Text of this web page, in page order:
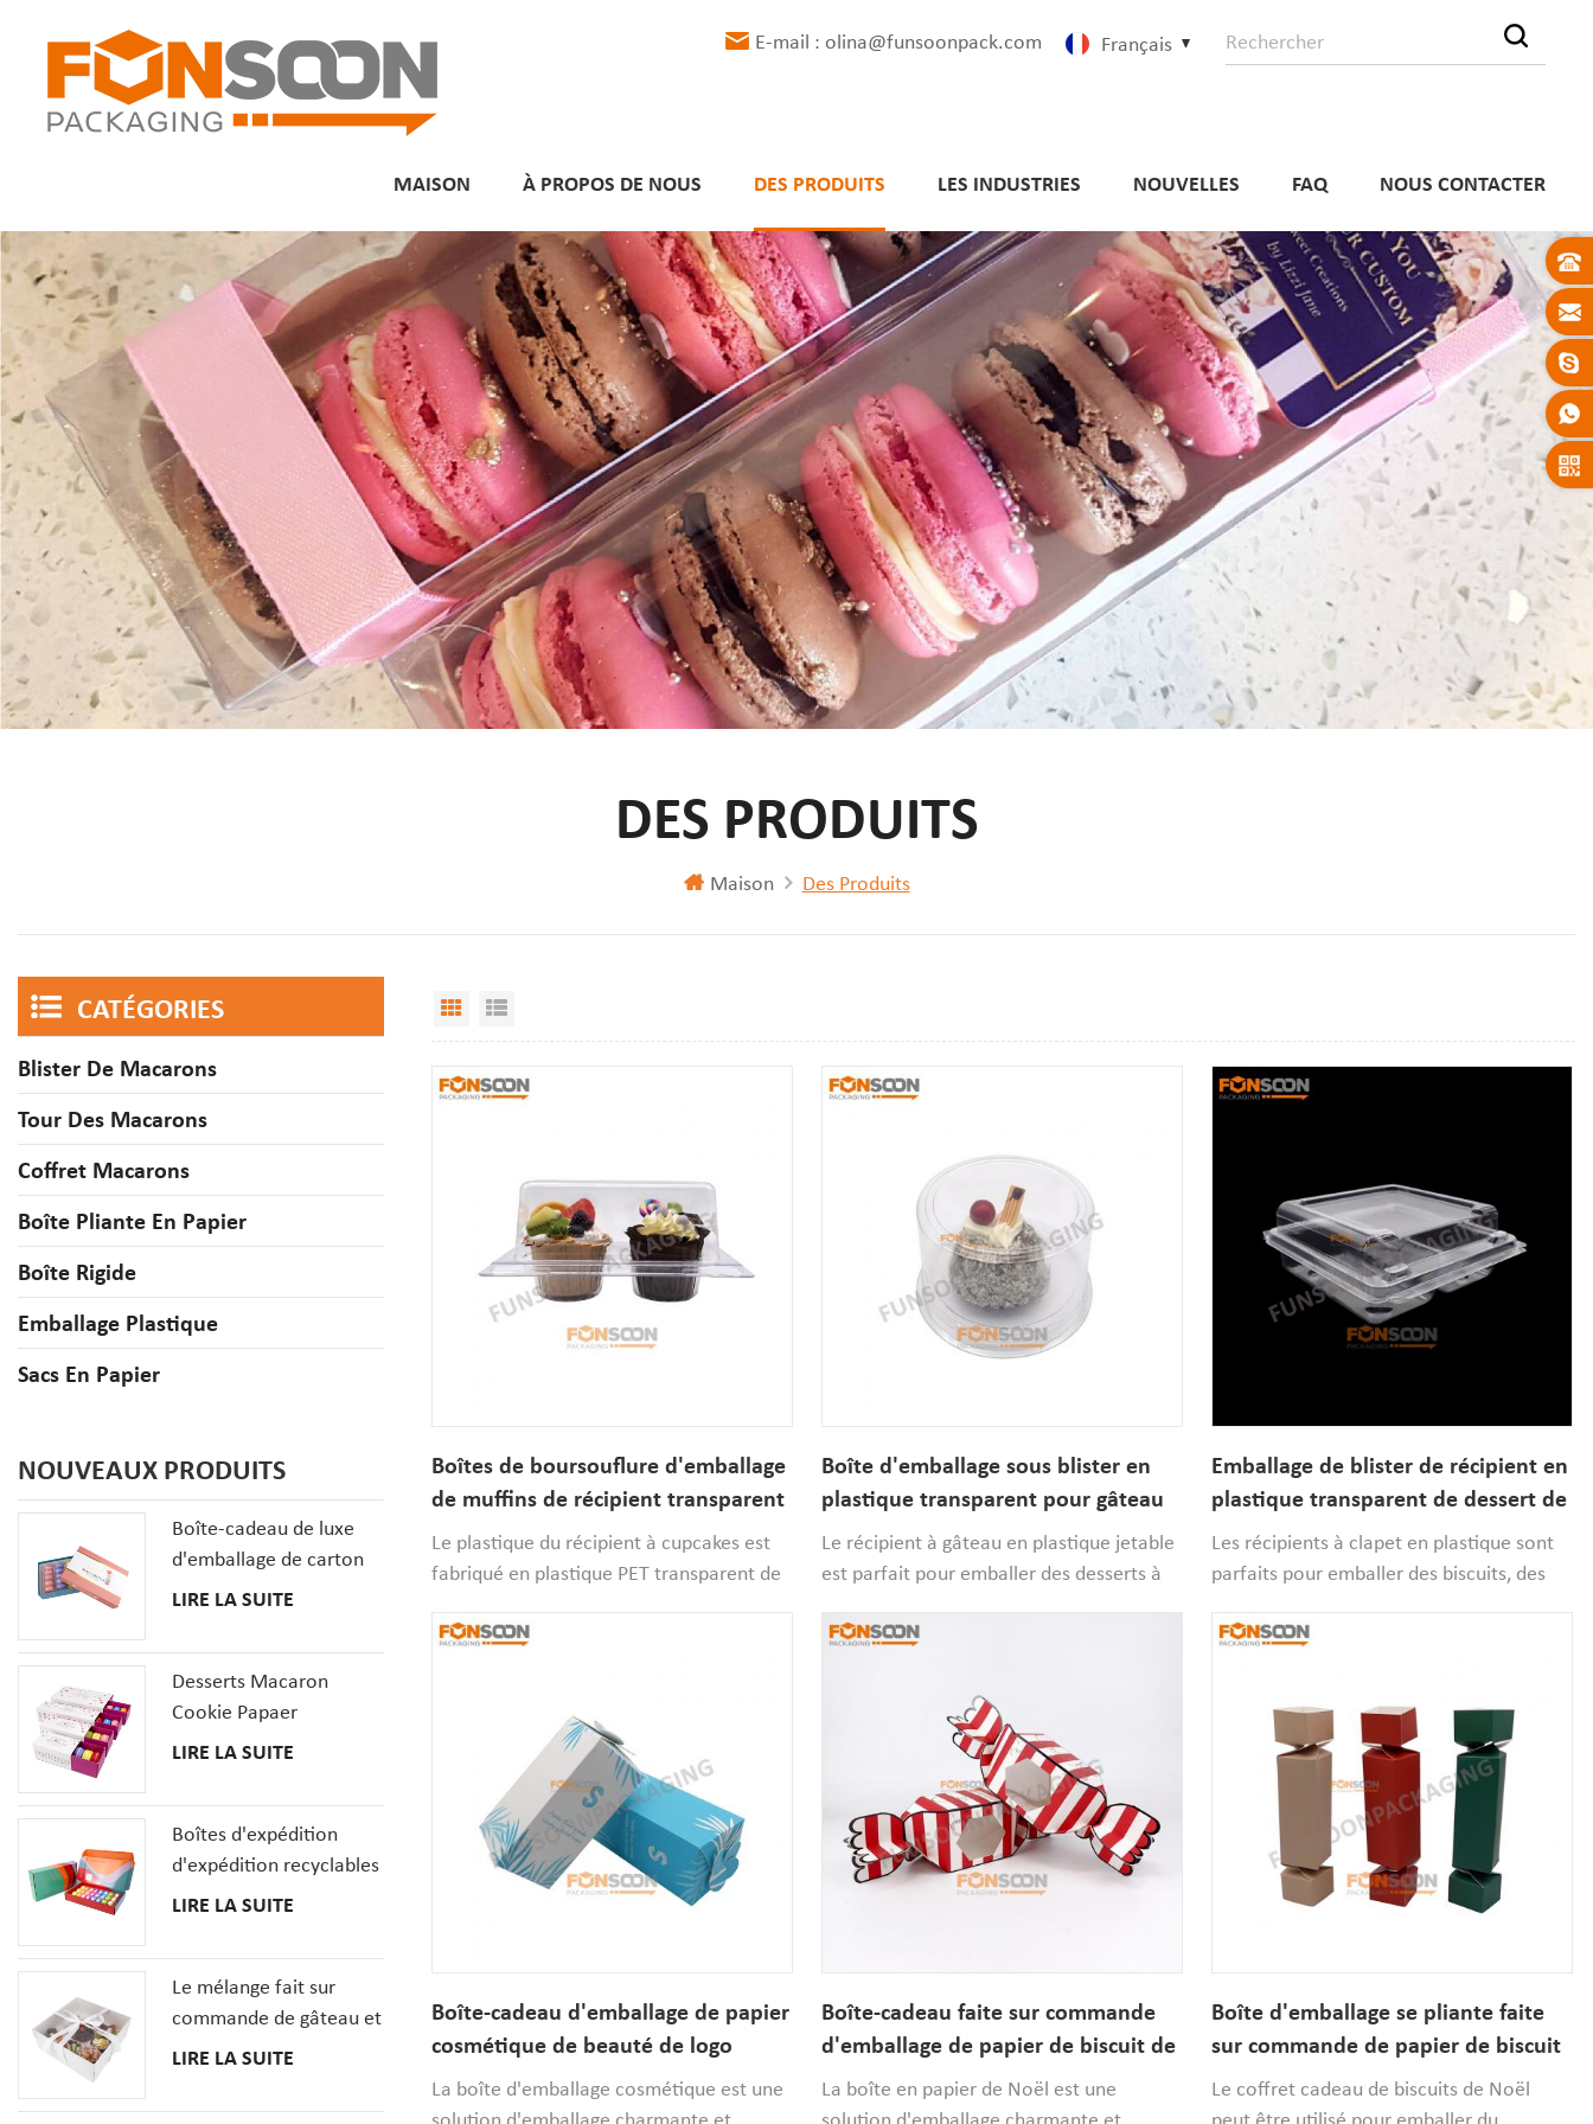
E-mail : olina@funsoonpack.com Français
MAISON À PROPOS DE NOUS DES PRODUITS LES INDUSTRIES NOUVELLES FAQ NOUS CONTACTER
DES PRODUITS
Maison Des Produits
Vue Grille
Boîtes de boursouflure d'emballage
de muffins de récipient transparent
en plastique jetable de petits
gâteaux faits sur commande de 2
Le plastique du récipient à cupcakes est
fabriqué en plastique PET transparent de
recyclable. Le récipient peut être scellé
Boîte d'emballage sous blister en
plastique transparent pour gâteau
rond personnalisé
Le récipient à gâteau en plastique jetable
est parfait pour emballer des desserts à
nous prenons en charge les conceptions
Emballage de blister de récipient en
plastique transparent de dessert de
nourriture faite sur commande de
guimauve
Les récipients à clapet en plastique sont
parfaits pour emballer des biscuits, des
prenons en charge les conceptions
Boîte-cadeau d'emballage de papier
cosmétique de beauté de logo
imprimé personnalisé par OEM
La boîte d'emballage cosmétique est une
Boîte-cadeau faite sur commande
d'emballage de papier de biscuit de
Noël de forme de sucrerie pour des
cosmétiques
La boîte en papier de Noël est une
Boîte d'emballage se pliante faite
sur commande de papier de biscuit
de Noël pour des cosmétiques
Le coffret cadeau de biscuits de Noël
CATÉGORIES
Blister De Macarons
Tour Des Macarons
Coffret Macarons
Boîte Pliante En Papier
Boîte Rigide
Emballage Plastique
Sacs En Papier
NOUVEAUX PRODUITS
Boîte-cadeau de luxe
d'emballage de carton
de biscuits de macaron
insertions
LIRE LA SUITE
Desserts Macaron
Cookie Papaer
Emballage Coffrets
LIRE LA SUITE
Boîtes d'expédition
d'expédition recyclables
pour la boîte en carton
macaron de beignet de
dessert
LIRE LA SUITE
Le mélange fait sur
commande de gâteau et
de petit gâteau de
de pâtisseries avec la
LIRE LA SUITE